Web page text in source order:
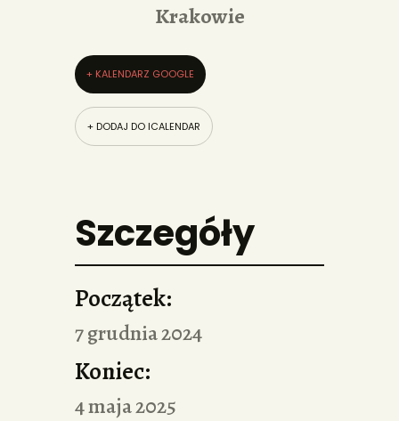
Krakowie
+ KALENDARZ GOOGLE
+ DODAJ DO ICALENDAR
Szczegóły
Początek:
7 grudnia 2024
Koniec:
4 maja 2025